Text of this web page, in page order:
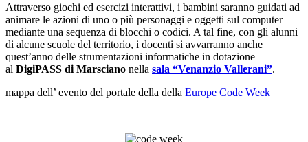
Attraverso giochi ed esercizi interattivi, i bambini saranno guidati ad
animare le azioni di uno o più personaggi e oggetti sul computer
mediante una sequenza di blocchi o codici. A tal fine, con gli alunni
di alcune scuole del territorio, i docenti si avvarranno anche
quest’anno delle strumentazioni informatiche in dotazione
al DigiPASS di Marsciano nella sala “Venanzio Vallerani”.
mappa dell’ evento del portale della della Europe Code Week